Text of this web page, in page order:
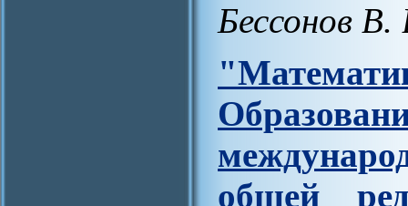
Бессонов В.
общей